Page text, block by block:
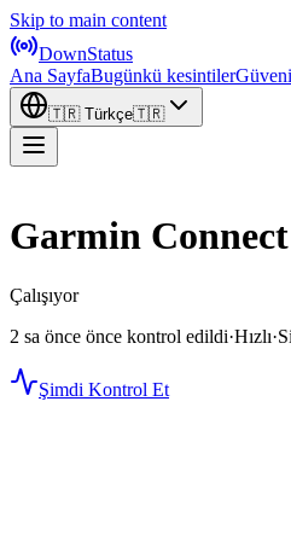
Skip to main content
DownStatus
Ana SayfaBugünkü kesintiler
🇹🇷 Türkçe🇹🇷
Garmin
Çalışıyor
2 sa önce önce kontrol edildi·Hızlı·
Şimdi Kontrol Et